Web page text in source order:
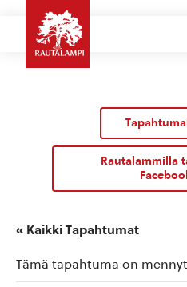
Rautalammilla
« Kaikki Tapahtumat
Tämä tapahtuma on